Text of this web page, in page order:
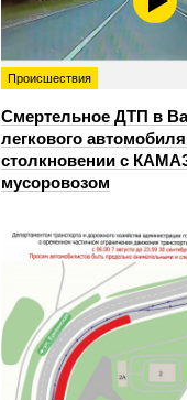
Происшествия
Смертельное ДТП в
легкового
столкновении с
мусоровозом